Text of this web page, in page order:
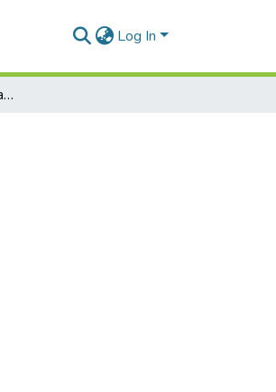
Log In
Mantojuma masas reālā sadalīšana